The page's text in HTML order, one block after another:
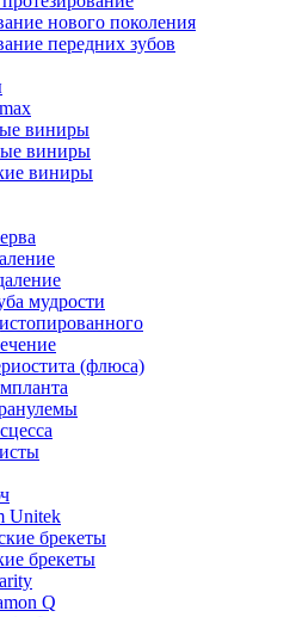
нового поколения
передних зубов
виниры
виниры
виниры
мудрости
(флюса)
Unitek
брекеты
брекеты
Q